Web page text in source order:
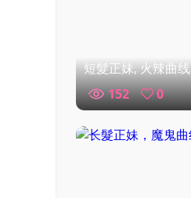
短髮正妹, 火辣曲线
152
0